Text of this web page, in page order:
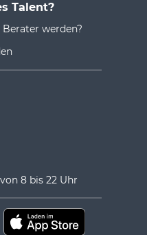
Talent?
werden?
8 bis 22 Uhr